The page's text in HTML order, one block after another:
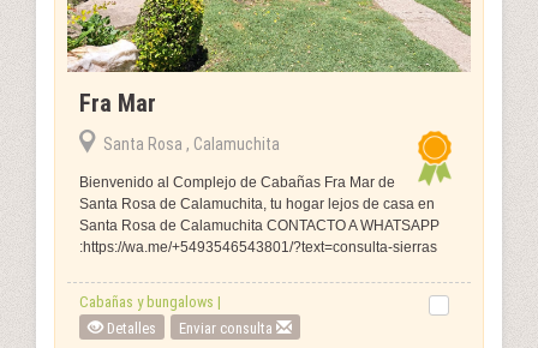
Fra Mar
Santa Rosa , Calamuchita
Bienvenido al Complejo de Cabañas Fra Mar de
Santa Rosa de Calamuchita, tu hogar lejos de casa en
Santa Rosa de Calamuchita CONTACTO A WHATSAPP
:https://wa.me/+5493546543801/?text=consulta-sierras
Cabañas y bungalows |
Detalles
Enviar consulta